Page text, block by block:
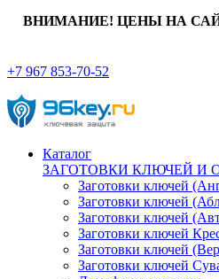
ВНИМАНИЕ! ЦЕНЫ НА
+7 967 853-70-52
Каталог
ЗАГОТОВКИ КЛЮЧЕЙ И
Заготовки ключей
Заготовки ключей
Заготовки ключей
Заготовки ключей
Заготовки ключей
Заготовки ключей